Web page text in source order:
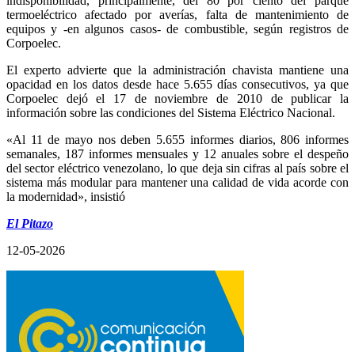
termoeléctrico afectado por averías, falta de mantenimiento de
equipos y -en algunos casos- de combustible, según registros de
Corpoelec.
El experto advierte que la administración chavista mantiene una
opacidad en los datos desde hace 5.655 días consecutivos, ya que
Corpoelec dejó el 17 de noviembre de 2010 de publicar la
información sobre las condiciones del Sistema Eléctrico Nacional.
«Al 11 de mayo nos deben 5.655 informes diarios, 806 informes
semanales, 187 informes mensuales y 12 anuales sobre el despeño
del sector eléctrico venezolano, lo que deja sin cifras al país sobre el
sistema más modular para mantener una calidad de vida acorde con
la modernidad», insistió
El Pitazo
12-05-2026